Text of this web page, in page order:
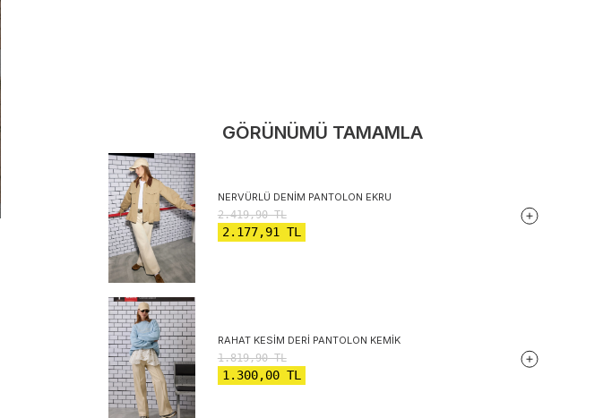
GÖRÜNÜMÜ TAMAMLA
NERVÜRLÜ DENIM PANTOLON EKRU
2.419,90TL
2.177,91 TL
RAHAT KESIM DERI PANTOLON KEMIK
1.819,90TL
1.300,00TL